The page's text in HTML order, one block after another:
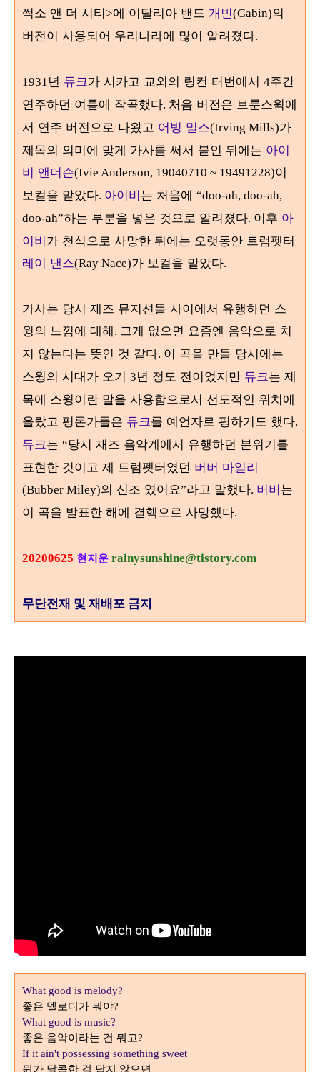
썩소 앤 더 시티>에 이탈리아 밴드 개빈(Gabin)의
버전이 사용되어 우리나라에 많이 알려졌다.
1931년 듀크가 시카고 교외의 링컨 터번에서 4주간
연주하던 여름에 작곡했다. 처음 버전은 브룬스윅에
서 연주 버전으로 나왔고 어빙 밀스(Irving Mills)가
제목의 의미에 맞게 가사를 써서 붙인 뒤에는 아이
비 앤더슨(Ivie Anderson, 19040710 ~ 19491228)이
보컬을 맡았다. 아이비는 처음에 “doo-ah, doo-ah,
doo-ah”하는 부분을 넣은 것으로 알려졌다. 이후 아
이비가 천식으로 사망한 뒤에는 오랫동안 트럼펫터
레이 낸스(Ray Nace)가 보컬을 맡았다.
가사는 당시 재즈 뮤지션들 사이에서 유행하던 스
윙의 느낌에 대해, 그게 없으면 요즘엔 음악으로 치
지 않는다는 뜻인 것 같다. 이 곡을 만들 당시에는
스윙의 시대가 오기 3년 정도 전이었지만 듀크는 제
목에 스윙이란 말을 사용함으로서 선도적인 위치에
올랐고 평론가들은 듀크를 예언자로 평하기도 했다.
듀크는 “당시 재즈 음악계에서 유행하던 분위기를
표현한 것이고 제 트럼펫터였던 버버 마일리
(Bubber Miley)의 신조 였어요”라고 말했다. 버버는
이 곡을 발표한 해에 결핵으로 사망했다.
20200625 현지운 rainysunshine@tistory.com
무단전재 및 재배포 금지
What good is melody?
좋은 멜로디가 뭐야?
What good is music?
좋은 음악이라는 건 뭐고?
If it ain't possessing something sweet
뭔가 달콤한 걸 담지 않으면